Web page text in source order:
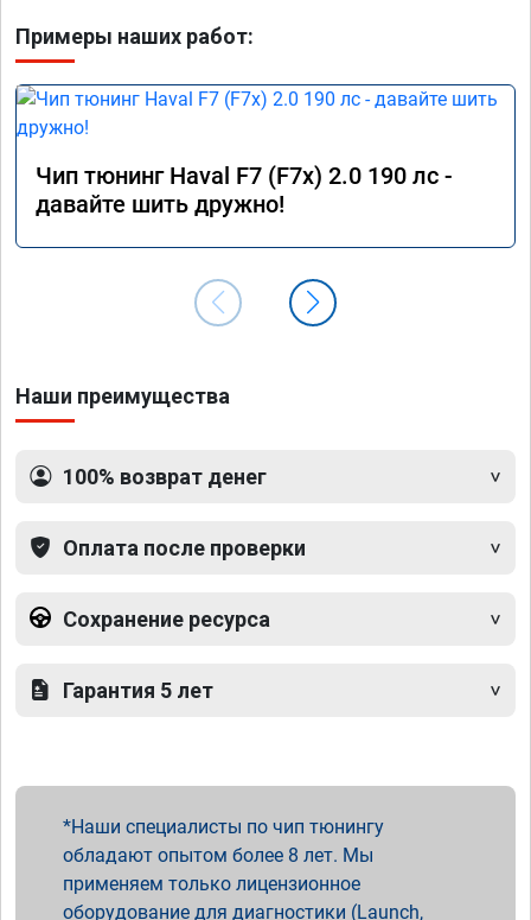
Примеры наших работ:
Чип тюнинг Haval F7 (F7x) 2.0 190 лс -
давайте шить дружно!
Наши преимущества
100% возврат денег
Оплата после проверки
Сохранение ресурса
Гарантия 5 лет
Наши специалисты по чип тюнингу
обладают опытом более 8 лет. Мы
применяем только лицензионное
оборудование для диагностики (Launch,